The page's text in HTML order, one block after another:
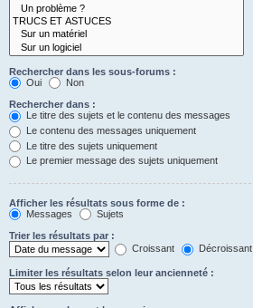
Rechercher dans les sous-forums :
Oui
Non
Rechercher dans :
Le titre des sujets et le contenu des messages
Le contenu des messages uniquement
Le titre des sujets uniquement
Le premier message des sujets uniquement
Afficher les résultats sous forme de :
Messages
Sujets
Trier les résultats par :
Croissant
Décroissant
Limiter les résultats selon leur ancienneté :